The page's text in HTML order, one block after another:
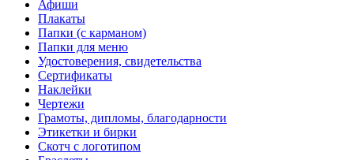
Афиши
Плакаты
Папки (с карманом)
Папки для меню
Удостоверения, свидетельства
Сертификаты
Наклейки
Чертежи
Грамоты, дипломы, благодарности
Этикетки и бирки
Скотч с логотипом